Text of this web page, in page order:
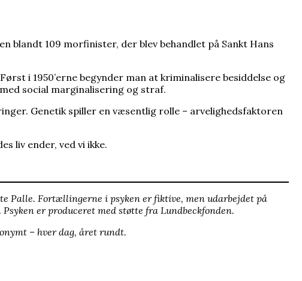
blandt 109 morfinister, der blev behandlet på Sankt Hans
i 1950’erne begynder man at kriminalisere besiddelse og
social marginalisering og straf.
Genetik spiller en væsentlig rolle – arvelighedsfaktoren
liv ender, ved vi ikke.
Palle. Fortællingerne i psyken er fiktive, men udarbejdet på
er produceret med støtte fra Lundbeckfonden.
– hver dag, året rundt.